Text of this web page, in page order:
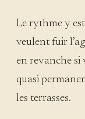
Le rythme y
veulent fuir
en revanche si
quasi
les terrasses.